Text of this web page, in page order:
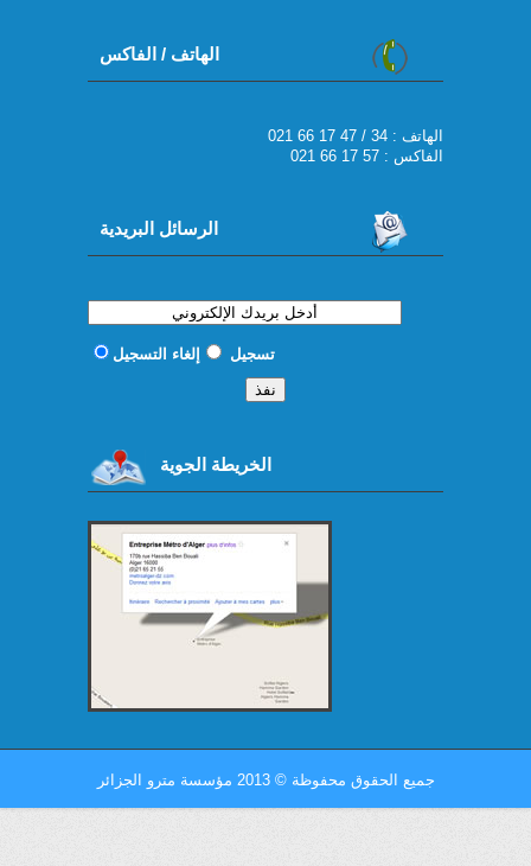
الهاتف / الفاكس
021 66 17 47 / 34 : الهاتف
الفاكس : 57 17 66 021
الرسائل البريدية
تسجيل إلغاء التسجيل
الخريطة الجوية
جميع الحقوق محفوظة© 2013 مؤسسة مترو الجزائر